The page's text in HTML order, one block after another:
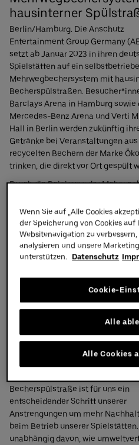
Partners
hausinterner
Berlin/Hamburg. Die Anschutz
Entertainment Group Germany
setzt ab Januar 2023 in ihren
Spielstätten auf ein
Mehrwegbechersystem mit
Becherspülstraßen.
Barclays Arena in Hamburg sowie
Mercedes-Benz Arena und Verti
Hall in Berlin werden zukünftig
Getränke bei Veranstaltungen aus
recycelten Bechern der Marke
trinken, die direkt vor Ort gespült
Durch die Reinigung der
vermieden, die üblicherweise
Transport zu einer externen
Waschstraße entstehen würden.
Becher selbst bestehen zum
bereits recyceltem Plastik und
Becher erfolgt auf Grundlage
hygienischer und ökologischer
und die beiden Spülstraßen in
Hamburg werden mit Ökostrom
Uwe Frommhold, VP & COO AEG
Becherspülstraße ist für uns ein
entscheidender Schritt unserer
Anstrengungen um mehr
beim Betrieb unserer
unabhängig davon, wie
Wenn Sie auf „Alle Cookies
der Speicherung von Cookies auf
Websitenavigation zu
analysieren und unsere
unterstützen.
Datenschutz
Cookie-
Alle
Alle Cookies